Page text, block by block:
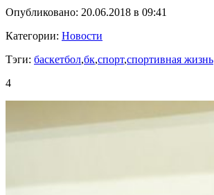
Опубликовано: 20.06.2018 в 09:41
Категории: Новости
Тэги: баскетбол,бк,спорт,спортивная жизнь
4